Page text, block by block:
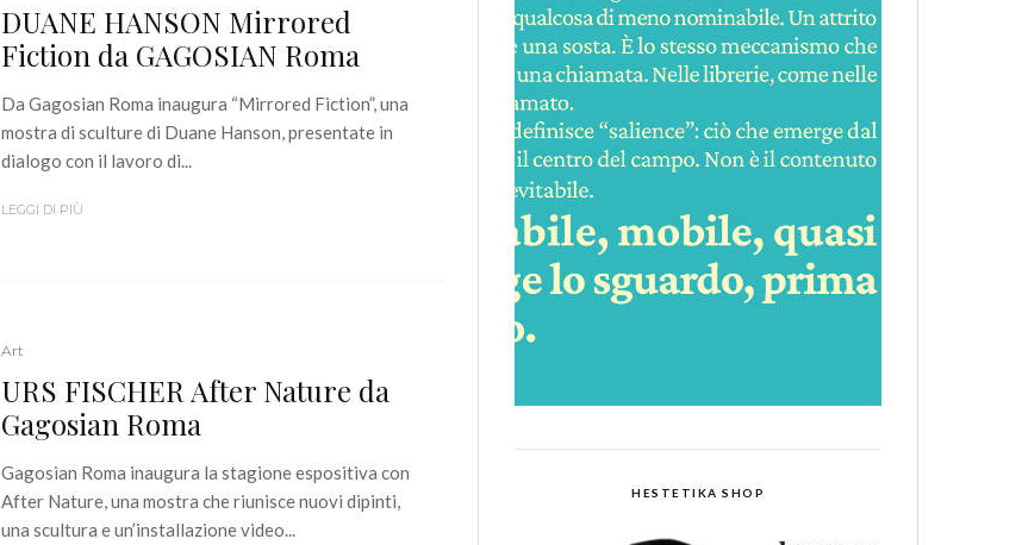
DUANE HANSON Mirrored
Fiction da GAGOSIAN Roma
Da Gagosian Roma inaugura “Mirrored Fiction”, una
mostra di sculture di Duane Hanson, presentate in
dialogo con il lavoro di...
LEGGI DI PIÙ
Art
URS FISCHER After Nature da
Gagosian Roma
Gagosian Roma inaugura la stagione espositiva con
After Nature, una mostra che riunisce nuovi dipinti,
una scultura e un’installazione video...
HESTETIKA SHOP